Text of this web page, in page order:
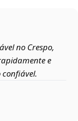
no Crespo,
e
confiável.